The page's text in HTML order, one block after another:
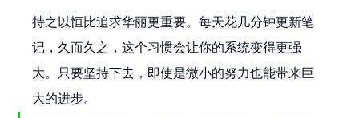
持之以恒比追求华丽更重要。每天花几分钟更新笔
记，久而久之，这个习惯会让你的系统变得更强
大。只要坚持下去，即使是微小的努力也能带来巨
大的进步。